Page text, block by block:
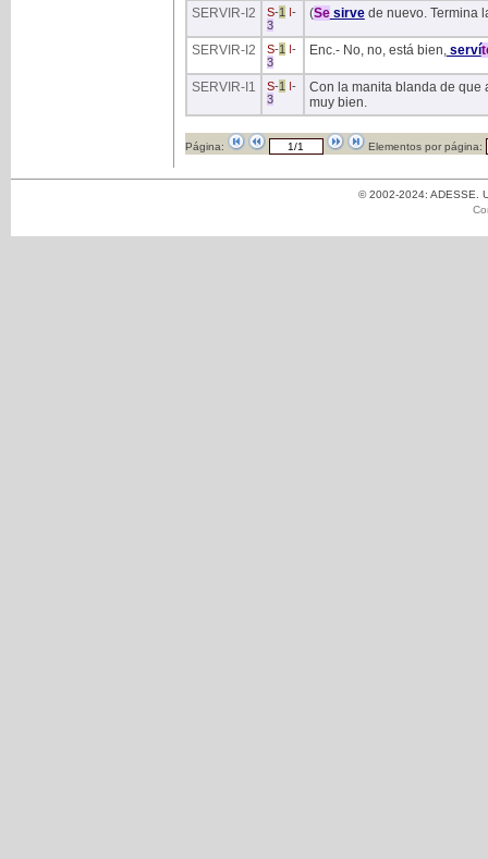
SERVIR-I2 S-1
-
3
(Sesirvede nuevo. Termina
SERVIR-I2 S-1
-
3
Enc.- No, no, está bien,serví
SERVIR-I1 S-1
-
3
Con la manita blanda de que
muy bien.
Página: Elementos por página:
© 2002-2024: ADESSE.